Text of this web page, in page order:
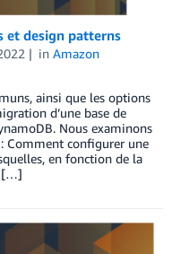
et design patterns
in Amazon
ainsi que les options
d’une base de
Nous examinons
Comment configurer une
en fonction de la
[…]